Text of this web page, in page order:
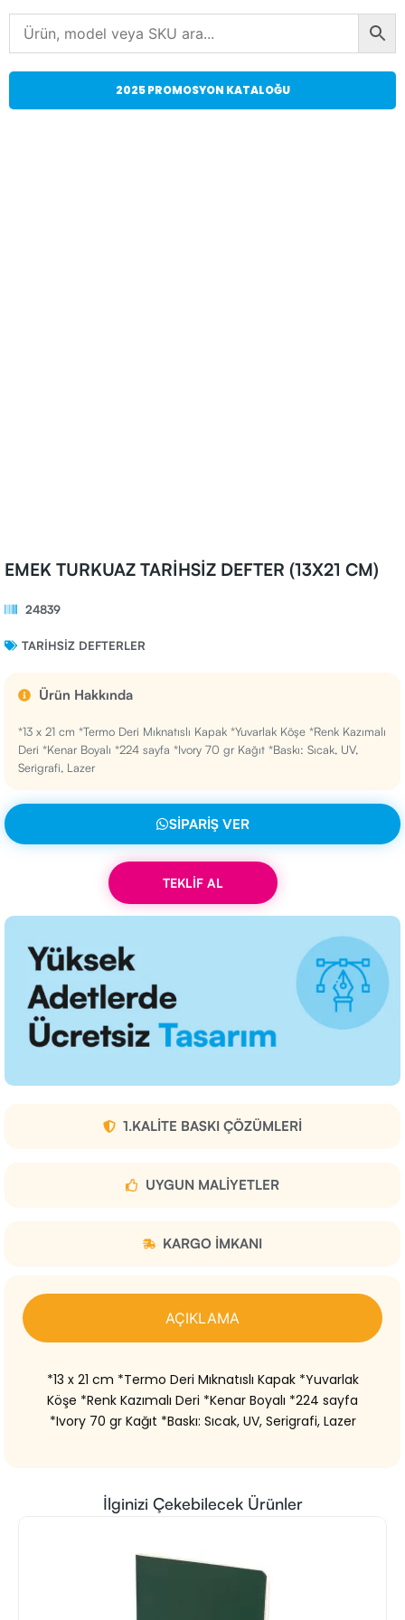
2025 PROMOSYON KATALOĞU
EMEK TURKUAZ TARİHSİZ DEFTER (13X21 CM)
24839
TARIHSIZ DEFTERLER
Ürün Hakkında
*13 x 21 cm *Termo Deri Mıknatıslı Kapak *Yuvarlak Köşe *Renk Kazımalı
Deri *Kenar Boyalı *224 sayfa *Ivory 70 gr Kağıt *Baskı: Sıcak, UV,
Serigrafi, Lazer
SIPARIŞ VER
TEKLİF AL
1.KALITE BASKI ÇÖZÜMLERI
UYGUN MALIYETLER
KARGO IMKANI
AÇIKLAMA
*13 x 21 cm *Termo Deri Mıknatıslı Kapak *Yuvarlak
Köşe *Renk Kazımalı Deri *Kenar Boyalı *224 sayfa
*Ivory 70 gr Kağıt *Baskı: Sıcak, UV, Serigrafi, Lazer
İlginizi Çekebilecek Ürünler